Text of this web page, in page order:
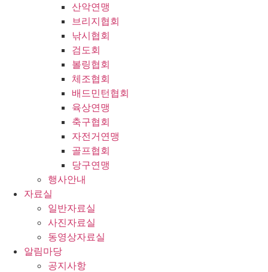
산악연맹
브리지협회
낚시협회
검도회
볼링협회
체조협회
배드민턴협회
육상연맹
축구협회
자전거연맹
골프협회
당구연맹
행사안내
자료실
일반자료실
사진자료실
동영상자료실
알림마당
공지사항